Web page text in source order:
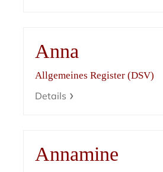
Anna
Allgemeines Register (DSV)
Details
Annamine